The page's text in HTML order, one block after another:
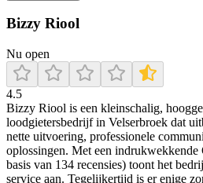
Bizzy Riool
Nu open
4.5
Bizzy Riool is een kleinschalig,
loodgietersbedrijf in Velserbroek dat
nette uitvoering, professionele
oplossingen. Met een
basis van 134 recensies) toont het
service aan. Tegelijkertijd is er enige